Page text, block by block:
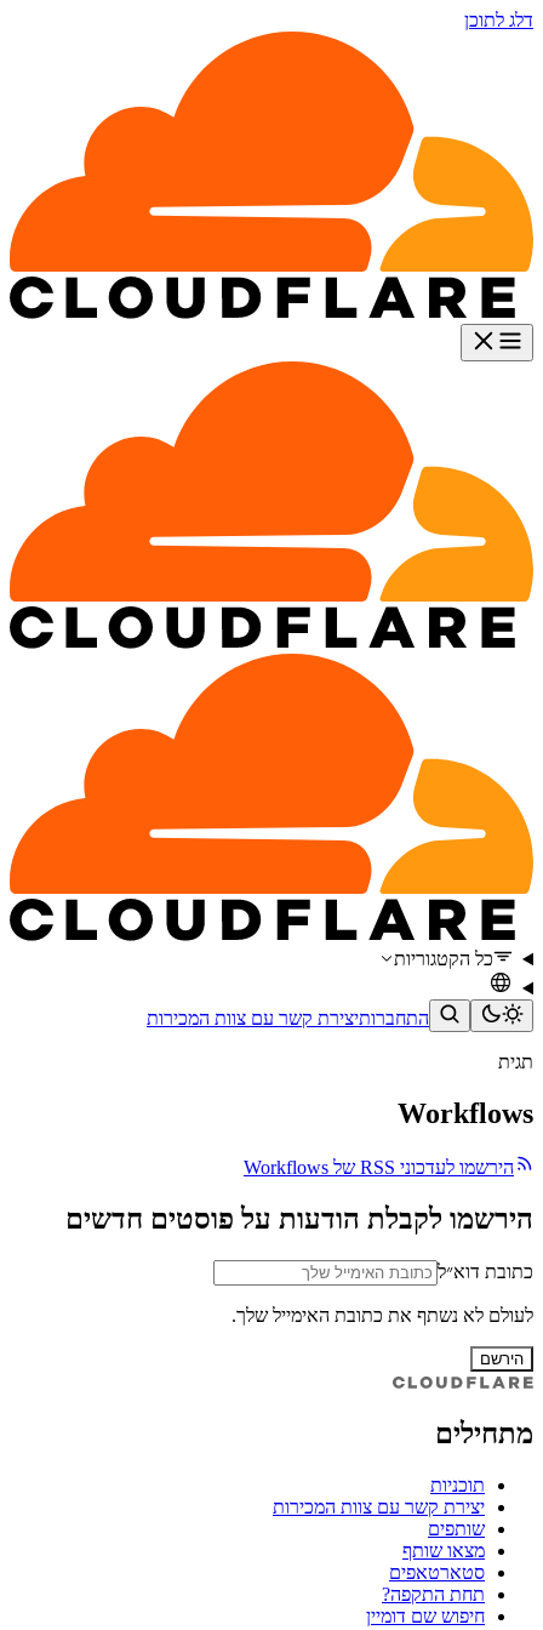
דלג לתוכן
כל הקטגוריות
התחברותיצירת קשר עם צוות המכירות
תגית
Workflows
הירשמו לעדכוני RSS של Workflows
הירשמו לקבלת הודעות על פוסטים חדשים
כתובת דוא״ל
לעולם לא נשתף את כתובת האימייל שלך.
הירשם
מתחילים
תוכניות
יצירת קשר עם צוות המכירות
שותפים
מצאו שותף
סטארטאפים
תחת התקפה?
חיפוש שם דומיין